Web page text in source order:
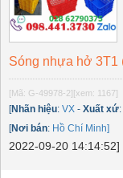
Sóng nhựa hở 3T1
[Mã: G-49978-2][xem: 1167]
[Nhãn hiệu: VX - Xuất xứ:
[Nơi bán: Hồ Chí Minh]
2022-09-20 14:14:52]